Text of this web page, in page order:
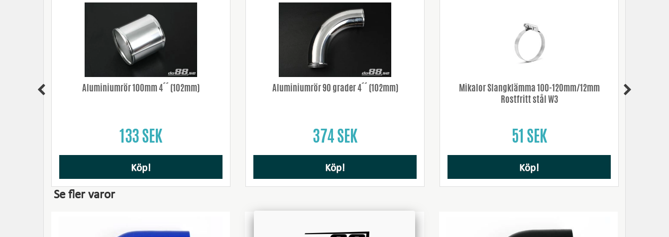
Aluminiumrör 100mm 4´´ (102mm)
133 SEK
Köp!
Aluminiumrör 90 grader 4´´ (102mm)
374 SEK
Köp!
Mikalor Slangklämma 100-120mm/12mm
Rostfritt stål W3
51 SEK
Köp!
Se fler varor